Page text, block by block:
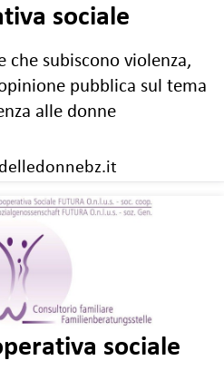
sociale
che subiscono violenza,
pubblica sul tema
alle donne
sociale